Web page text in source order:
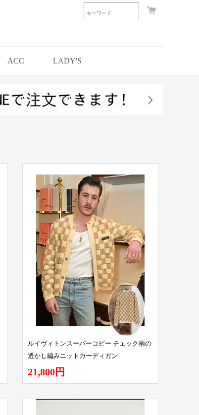
ACC LADY'S
ルイヴィトンスーパーコピー チェック柄の
透かし編みニットカーディガン
21,800円